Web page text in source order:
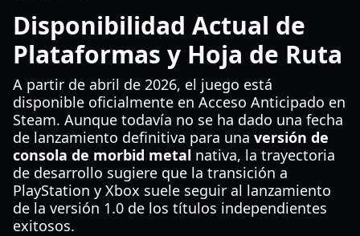
Disponibilidad Actual de
Plataformas y Hoja de Ruta
A partir de abril de 2026, el juego está
disponible oficialmente en Acceso Anticipado en
Steam. Aunque todavía no se ha dado una fecha
de lanzamiento definitiva para una versión de
consola de morbid metal nativa, la trayectoria
de desarrollo sugiere que la transición a
PlayStation y Xbox suele seguir al lanzamiento
de la versión 1.0 de los títulos independientes
exitosos.